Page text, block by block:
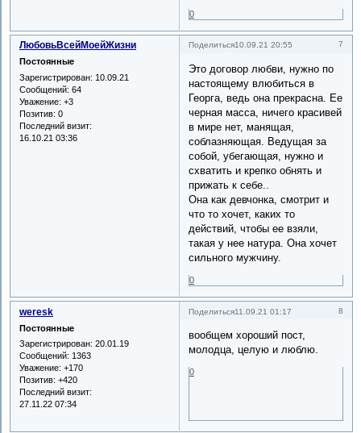
0
Поделиться 7
10.09.21 20:55
ЛюбовьВсейМоейЖизни
Постоянные
Зарегистрирован: 10.09.21
Сообщений: 64
Уважение: +3
Позитив: 0
Последний визит:
16.10.21 03:36
Это договор любви, нужно по
настоящему влюбиться в
Георга, ведь она прекрасна. Ее
черная масса, ничего красивей
в мире нет, манящая,
соблазняющая. Ведущая за
собой, убегающая, нужно и
схватить и крепко обнять и
прижать к себе..
Она как девчонка, смотрит и
что то хочет, каких то
действий, чтобы ее взяли,
такая у нее натура. Она хочет
сильного мужчину.
0
Поделиться 8
11.09.21 01:17
weresk
Постоянные
Зарегистрирован: 20.01.19
Сообщений: 1363
Уважение: +170
Позитив: +420
Последний визит:
27.11.22 07:34
вообщем хороший пост,
молодца, целую и люблю.
0